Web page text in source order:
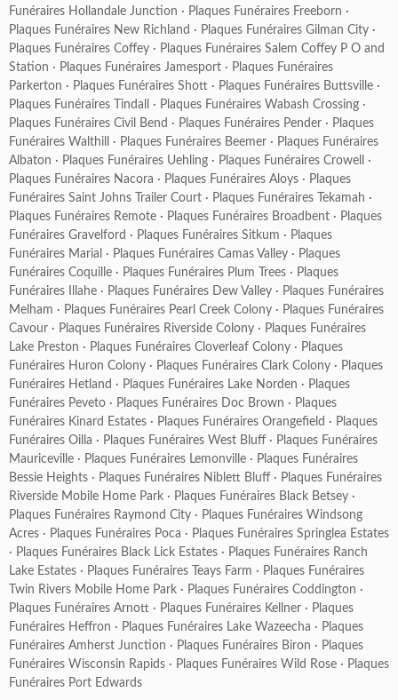
Funéraires Hollandale Junction · Plaques Funéraires Freeborn ·
Plaques Funéraires New Richland · Plaques Funéraires Gilman City ·
Plaques Funéraires Coffey · Plaques Funéraires Salem Coffey P O and
Station · Plaques Funéraires Jamesport · Plaques Funéraires
Parkerton · Plaques Funéraires Shott · Plaques Funéraires Buttsville ·
Plaques Funéraires Tindall
· Plaques Funéraires Wabash Crossing ·
Plaques Funéraires Civil Bend · Plaques Funéraires Pender · Plaques
Funéraires Walthill
· Plaques Funéraires Beemer · Plaques Funéraires
Albaton · Plaques Funéraires Uehling · Plaques Funéraires Crowell
·
Plaques Funéraires Nacora · Plaques Funéraires Aloys · Plaques
Funéraires Saint Johns Trailer Court · Plaques Funéraires Tekamah ·
Plaques Funéraires Remote · Plaques Funéraires Broadbent · Plaques
Funéraires Gravelford · Plaques Funéraires Sitkum · Plaques
Funéraires Marial
· Plaques Funéraires Camas Valley · Plaques
Funéraires Coquille · Plaques Funéraires Plum Trees · Plaques
Funéraires Illahe · Plaques Funéraires Dew Valley · Plaques Funéraires
Melham · Plaques Funéraires Pearl Creek Colony · Plaques Funéraires
Cavour · Plaques Funéraires Riverside Colony · Plaques Funéraires
Lake Preston · Plaques Funéraires Cloverleaf Colony · Plaques
Funéraires Huron Colony · Plaques Funéraires Clark Colony · Plaques
Funéraires Hetland · Plaques Funéraires Lake Norden · Plaques
Funéraires Peveto · Plaques Funéraires Doc Brown · Plaques
Funéraires Kinard Estates · Plaques Funéraires Orangefield · Plaques
Funéraires Oilla · Plaques Funéraires West Bluff · Plaques Funéraires
Mauriceville · Plaques Funéraires Lemonville · Plaques Funéraires
Bessie Heights · Plaques Funéraires Niblett Bluff · Plaques Funéraires
Riverside Mobile Home Park · Plaques Funéraires Black Betsey ·
Plaques Funéraires Raymond City · Plaques Funéraires Windsong
Acres · Plaques Funéraires Poca · Plaques Funéraires Springlea Estates
· Plaques Funéraires Black Lick Estates · Plaques Funéraires Ranch
Lake Estates · Plaques Funéraires Teays Farm · Plaques Funéraires
Twin Rivers Mobile Home Park · Plaques Funéraires Coddington ·
Plaques Funéraires Arnott · Plaques Funéraires Kellner · Plaques
Funéraires Heffron · Plaques Funéraires Lake Wazeecha · Plaques
Funéraires Amherst Junction · Plaques Funéraires Biron · Plaques
Funéraires Wisconsin Rapids · Plaques Funéraires Wild Rose · Plaques
Funéraires Port Edwards